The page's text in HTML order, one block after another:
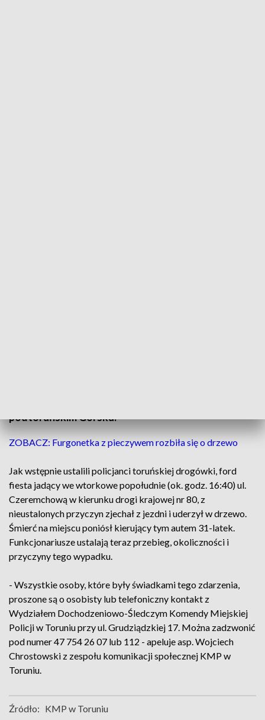
podtoruńskim Górsku.
ZOBACZ: Furgonetka z pieczywem rozbiła się o drzewo
Jak wstępnie ustalili policjanci toruńskiej drogówki, ford
fiesta jadący we wtorkowe popołudnie (ok. godz. 16:40) ul.
Czeremchową w kierunku drogi krajowej nr 80, z
nieustalonych przyczyn zjechał z jezdni i uderzył w drzewo.
Śmierć na miejscu poniósł kierujący tym autem 31-latek.
Funkcjonariusze ustalają teraz przebieg, okoliczności i
przyczyny tego wypadku.
- Wszystkie osoby, które były świadkami tego zdarzenia,
proszone są o osobisty lub telefoniczny kontakt z
Wydziałem Dochodzeniowo-Śledczym Komendy Miejskiej
Policji w Toruniu przy ul. Grudziądzkiej 17. Można zadzwonić
pod numer 47 754 26 07 lub 112 - apeluje asp. Wojciech
Chrostowski z zespołu komunikacji społecznej KMP w
Toruniu.
Źródło: KMP w Toruniu